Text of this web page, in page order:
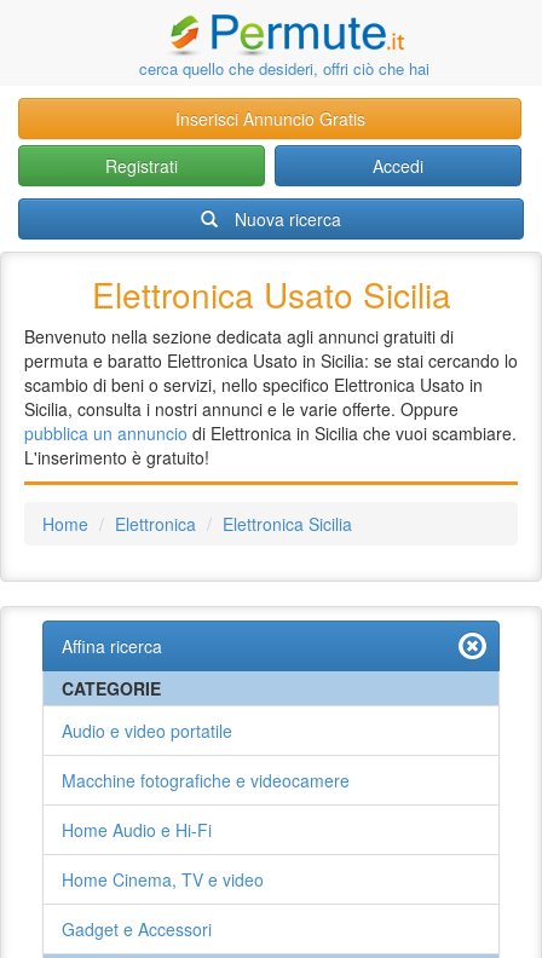
cerca quello che desideri, offri ciò che hai
Inserisci Annuncio Gratis
Registrati
Accedi
Nuova ricerca
Elettronica Usato Sicilia
Benvenuto nella sezione dedicata agli annunci gratuiti di
permuta e baratto Elettronica Usato in Sicilia: se stai cercando lo
scambio di beni o servizi, nello specifico Elettronica Usato in
Sicilia, consulta i nostri annunci e le varie offerte. Oppure
pubblica un annuncio di Elettronica in Sicilia che vuoi scambiare.
L'inserimento è gratuito!
Home Elettronica Elettronica Sicilia
Affina ricerca
CATEGORIE
Audio e video portatile
Macchine fotografiche e videocamere
Home Audio e Hi-Fi
Home Cinema, TV e video
Gadget e Accessori